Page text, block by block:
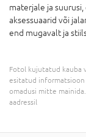
materjale ja
aksessuaarid või
end mugavalt ja
Fotol kujutatud kauba
esitatud
omadusi mitte
aadressil